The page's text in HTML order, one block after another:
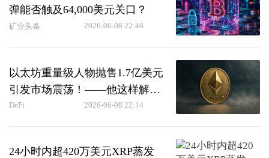
弹能否触及64,000美元关口？
矿业头条 2026-06-08 22:46
以太坊重量级人物抛售1.7亿美元
引发市场震荡！——他这样解释
ETH下跌原因！
DeFi 2026-06-08 22:14
24小时内超420万美元XRP蒸发